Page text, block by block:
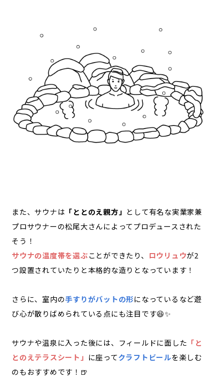
また、サウナは 「ととのえ親方」 として有名な実業家兼
プロサウナーの松尾大さんによってプロデュースされた
そう！
サウナの温度帯を選ぶことができたり、 ロウリュウが2
つ設置されていたりと本格的な造りとなっています！
さらに、室内の手すりがバットの形になっているなど遊
び心が散りばめられている点にも注目です😆✨
サウナや温泉に入った後には、フィールドに面した 「と
とのえテラスシート」 に座ってクラフトビールを楽しむ
のもおすすめです！🍺